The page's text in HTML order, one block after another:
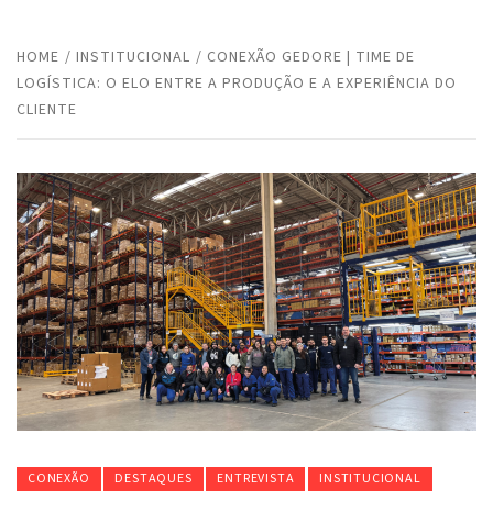
HOME INSTITUCIONAL
CONEXÃO GEDORE | TIME DE
LOGÍSTICA: O ELO ENTRE A PRODUÇÃO E A EXPERIÊNCIA DO
CLIENTE
CONEXÃO DESTAQUES ENTREVISTA INSTITUCIONAL